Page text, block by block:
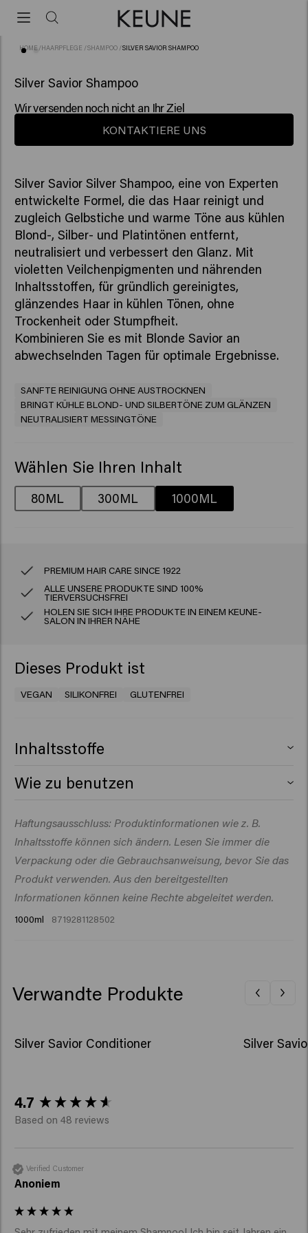
HOME /HAARPFLEGE /SHAMPOO /SILVER SAVIOR SHAMPOO
Silver Savior Shampoo
Wir versenden noch nicht an Ihr Ziel
KONTAKTIERE UNS
Silver Savior Silver Shampoo, eine von Experten
entwickelte Formel, die das Haar reinigt und
zugleich Gelbstiche und warme Töne aus kühlen
Blond-, Silber- und Platintönen entfernt,
neutralisiert und verbessert den Glanz. Mit
violetten Veilchenpigmenten und nährenden
Inhaltsstoffen, für gründlich gereinigtes,
glänzendes Haar in kühlen Tönen, ohne
Trockenheit oder Stumpfheit.
Kombinieren Sie es mit Blonde Savior an
abwechselnden Tagen für optimale Ergebnisse.
SANFTE REINIGUNG OHNE AUSTROCKNEN
BRINGT KÜHLE BLOND- UND SILBERTÖNE ZUM GLÄNZEN
NEUTRALISIERT MESSINGTÖNE
Wählen Sie Ihren Inhalt
80ML 300ML 1000ML
PREMIUM HAIR CARE SINCE 1922
ALLE UNSERE PRODUKTE SIND 100%
TIERVERSUCHSFREI
HOLEN SIE SICH IHRE PRODUKTE IN EINEM KEUNE-
SALON IN IHRER NÄHE
Dieses Produkt ist
VEGAN SILIKONFREI GLUTENFREI
Inhaltsstoffe
Sulfate, PEG-200 Hydrogenated Glyceryl Palmate,
Parfum (Fragrance), Sodium Benzoate, PEG-7 Glyceryl
Cocoate, Glyceryl Laurate, Polyquaternium-10, Acid
Violet 43, Citric Acid, Panthenol, Polyquaternium-7,
Arginine, Glucose, Propylene Glycol, Sorbitol, Viola
Odorata Flower Extract​
Wie zu benutzen
lassen und gründlich ausspülen.Achtung! Dieses
Produkt enthält Inhaltsstoffe, die bei bestimmten
Personen Hautreizungen hervorrufen können; daher
sollte zunächst ein Vorversuch gemäß den beiliegenden
Anweisungen durchgeführt werden. Dieses Produkt darf
verwendet werden; dies kann zur Erblindung führen.
Haftungsausschluss: Produktinformationen wie z. B.
Inhaltsstoffe können sich ändern. Lesen Sie immer die
Verpackung oder die Gebrauchsanweisung, bevor Sie das
Produkt verwenden. Aus den bereitgestellten
Informationen können keine Rechte abgeleitet werden.
1000ml 8719281128502
Verwandte Produkte
Silver Savior Conditioner Silver
4.7
Based on 48 reviews
Verified Customer
Anoniem
New content loaded